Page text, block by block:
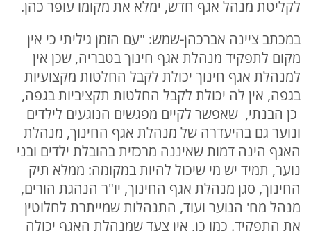
לקליטת מנהל אגף חדש, ימלא את מקומו עופר כהן.
במכתב ציינה אברכהן-שמש: "עם הזמן גיליתי כי אין
מקום לתפקיד מנהלת אגף חינוך בטבריה, שכן אין
למנהלת אגף חינוך יכולת לקבל החלטות מקצועיות
בגפה, אין לה יכולת לקבל החלטות תקציביות בגפה,
כן הבנתי, שאפשר לקיים מפגשים הנוגעים לילדים
ונוער גם בהיעדרה של מנהלת אגף החינוך, מנהלת
האגף הינה דמות שאיננה מרכזית בהובלת ילדים ובני
נוער, תמיד יש מי שיכול להיות במקומה: ממלא תיק
החינוך, סגן מנהלת אגף החינוך, יו"ר הנהגת הורים,
מנהל מח' הנוער ועוד, התנהלות שמייתרת לחלוטין
את התפקיד. כמו כן, אין צעד שמנהלת האגף יכולה